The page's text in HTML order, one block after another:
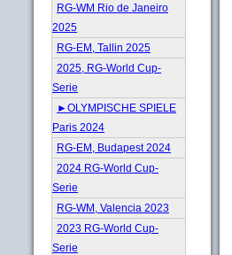
RG-WM Rio de Janeiro
2025
RG-EM, Tallin 2025
2025, RG-World Cup-
Serie
►OLYMPISCHE SPIELE
Paris 2024
RG-EM, Budapest 2024
2024 RG-World Cup-
Serie
RG-WM, Valencia 2023
2023 RG-World Cup-
Serie